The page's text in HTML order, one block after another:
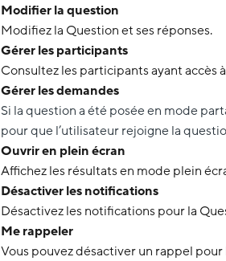
Modifier la question
Modifiez la Question et ses réponses.
Gérer les participants
Consultez les participants ayant accès
Gérer les demandes
Si la question a été posée en mode
pour que l’utilisateur rejoigne la
Ouvrir en plein écran
Affichez les résultats en mode plein
Désactiver les notifications
Désactivez les notifications pour la
Me rappeler
Vous pouvez désactiver un rappel